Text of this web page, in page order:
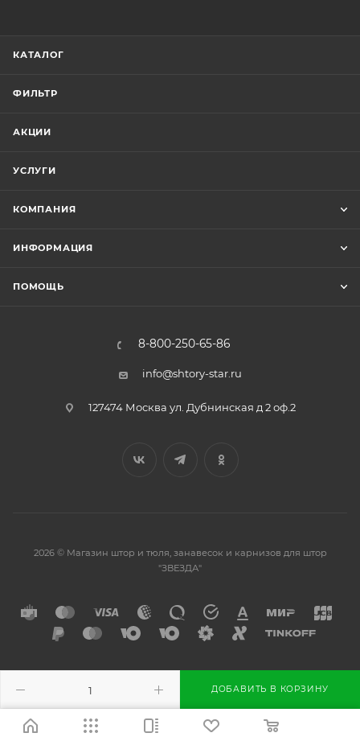
ДОБАВИТЬ В КОРЗИНУ
КАТАЛОГ
ФИЛЬТР
АКЦИИ
УСЛУГИ
КОМПАНИЯ
ИНФОРМАЦИЯ
ПОМОЩЬ
8-800-250-65-86
info@shtory-star.ru
127474 Москва ул. Дубнинская д 2 оф.2
2026 © Магазин штор и тюля, занавесок и карнизов для штор
"ЗВЕЗДА"